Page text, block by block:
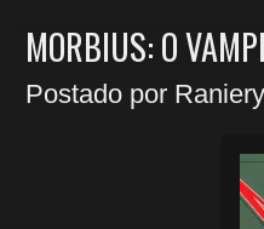
MORBIUS: O
Postado por Raniery